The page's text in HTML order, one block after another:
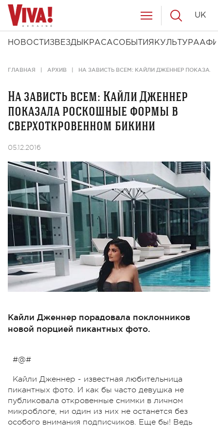
НОВОСТИ ЗВЕЗДЫ КРАСАСОБЫТИЯ КУЛЬТУРА
UK
ГЛАВНАЯ АРХИВ НА ЗАВИСТЬ ВСЕМ: КАЙЛИ ДЖЕННЕР
На зависть всем: Кайли Дженнер
показала роскошные формы в
сверхоткровенном бикини
05.12.2016
Кайли Дженнер порадовала поклонников
новой порцией пикантных фото.
#@#
Кайли Дженнер - известная любительница
пикантных фото. И как бы часто девушка не
публиковала откровенные снимки в личном
микроблоге, ни один из них не останется без
особого внимания подписчиков. Еще бы! Ведь